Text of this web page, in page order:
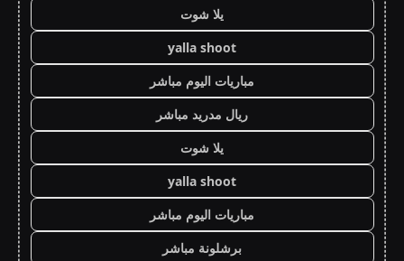
يلا شوت
yalla shoot
مباريات اليوم مباشر
ريال مدريد مباشر
يلا شوت
yalla shoot
مباريات اليوم مباشر
برشلونة مباشر